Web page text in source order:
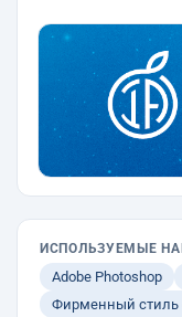
ИСПОЛЬЗУЕМЫЕ
Adobe Photoshop
Фирменный стиль